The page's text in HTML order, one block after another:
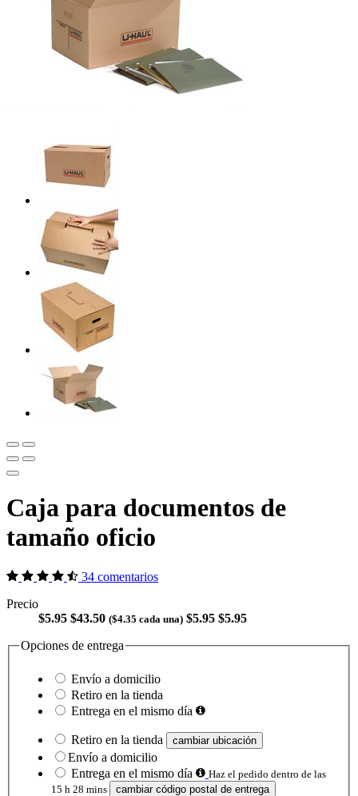
Caja para documentos de
tamaño oficio
34 comentarios
Precio
$5.95 $43.50 ($4.35 cada una) $5.95 $5.95
Opciones de entrega
Envío a domicilio
Retiro en la tienda
Entrega en el mismo día
Retiro en la tienda cambiar ubicación
Envío a domicilio
Entrega en el mismo día
Haz el pedido dentro de las
15 h 28 mins
cambiar código postal de entrega